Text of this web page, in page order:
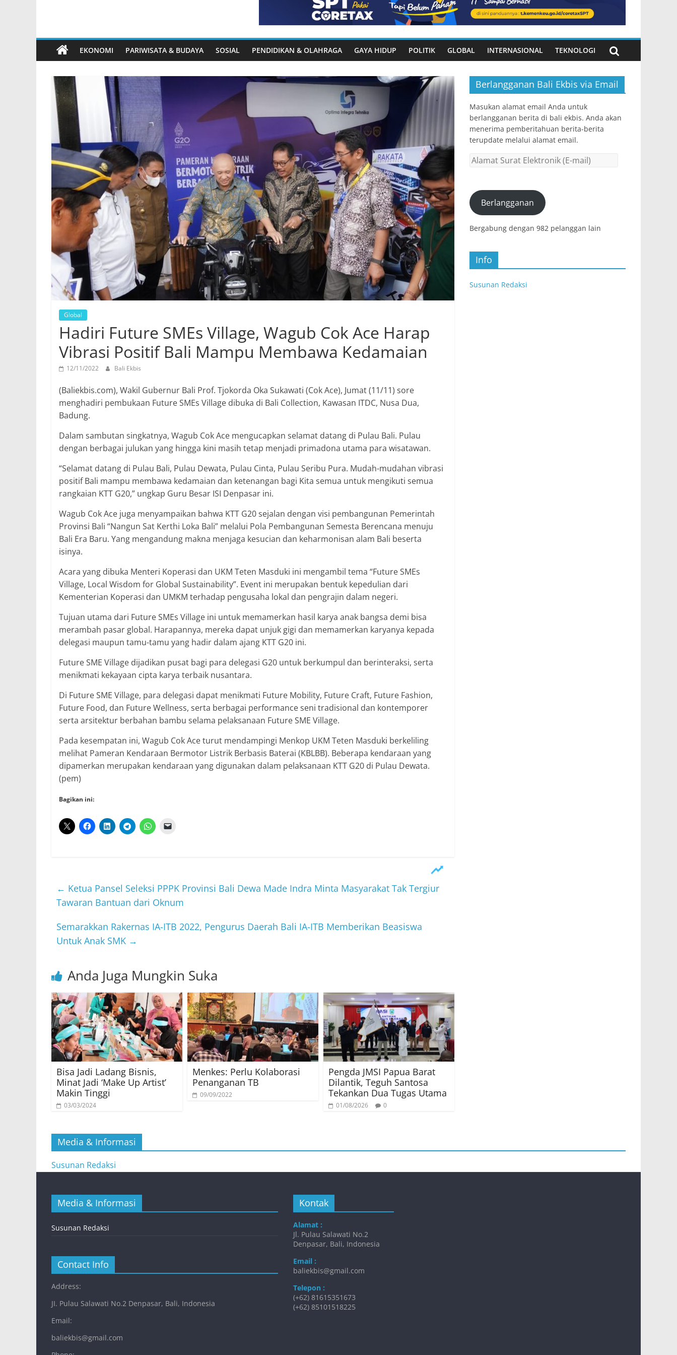
EKONOMI PARIWISATA & BUDAYA SOSIAL PENDIDIKAN & OLAHRAGA GAYA HIDUP POLITIK GLOBAL INTERNASIONAL TEKNOLOGI
Global
Hadiri Future SMEs Village, Wagub Cok Ace Harap
Vibrasi Positif Bali Mampu Membawa Kedamaian
12/11/2022 Bali Ekbis
(Baliekbis.com), Wakil Gubernur Bali Prof. Tjokorda Oka Sukawati (Cok Ace), Jumat (11/11) sore
menghadiri pembukaan Future SMEs Village dibuka di Bali Collection, Kawasan ITDC, Nusa Dua,
Badung.
Dalam sambutan singkatnya, Wagub Cok Ace mengucapkan selamat datang di Pulau Bali. Pulau
dengan berbagai julukan yang hingga kini masih tetap menjadi primadona utama para wisatawan.
“Selamat datang di Pulau Bali, Pulau Dewata, Pulau Cinta, Pulau Seribu Pura. Mudah-mudahan vibrasi
positif Bali mampu membawa kedamaian dan ketenangan bagi Kita semua untuk mengikuti semua
rangkaian KTT G20,” ungkap Guru Besar ISI Denpasar ini.
Wagub Cok Ace juga menyampaikan bahwa KTT G20 sejalan dengan visi pembangunan Pemerintah
Provinsi Bali “Nangun Sat Kerthi Loka Bali” melalui Pola Pembangunan Semesta Berencana menuju
Bali Era Baru. Yang mengandung makna menjaga kesucian dan keharmonisan alam Bali beserta
isinya.
Acara yang dibuka Menteri Koperasi dan UKM Teten Masduki ini mengambil tema “Future SMEs
Village, Local Wisdom for Global Sustainability”. Event ini merupakan bentuk kepedulian dari
Kementerian Koperasi dan UMKM terhadap pengusaha lokal dan pengrajin dalam negeri.
Tujuan utama dari Future SMEs Village ini untuk memamerkan hasil karya anak bangsa demi bisa
merambah pasar global. Harapannya, mereka dapat unjuk gigi dan memamerkan karyanya kepada
delegasi maupun tamu-tamu yang hadir dalam ajang KTT G20 ini.
Future SME Village dijadikan pusat bagi para delegasi G20 untuk berkumpul dan berinteraksi, serta
menikmati kekayaan cipta karya terbaik nusantara.
Di Future SME Village, para delegasi dapat menikmati Future Mobility, Future Craft, Future Fashion,
Future Food, dan Future Wellness, serta berbagai performance seni tradisional dan kontemporer
serta arsitektur berbahan bambu selama pelaksanaan Future SME Village.
Pada kesempatan ini, Wagub Cok Ace turut mendampingi Menkop UKM Teten Masduki berkeliling
melihat Pameran Kendaraan Bermotor Listrik Berbasis Baterai (KBLBB). Beberapa kendaraan yang
dipamerkan merupakan kendaraan yang digunakan dalam pelaksanaan KTT G20 di Pulau Dewata.
(pem)
Bagikan ini:
← Ketua Pansel Seleksi PPPK Provinsi Bali Dewa Made Indra Minta Masyarakat Tak Tergiur
Tawaran Bantuan dari Oknum
Semarakkan Rakernas IA-ITB 2022, Pengurus Daerah Bali IA-ITB Memberikan Beasiswa
Untuk Anak SMK →
Anda Juga Mungkin Suka
Bisa Jadi Ladang Bisnis,
Minat Jadi ‘Make Up Artist’
Makin Tinggi
03/03/2024
Menkes: Perlu Kolaborasi
Penanganan TB
09/09/2022
Pengda JMSI Papua Barat
Dilantik, Teguh Santosa
Tekankan Dua Tugas Utama
01/08/2026 0
Berlangganan Bali Ekbis via Email
Masukan alamat email Anda untuk
berlangganan berita di bali ekbis. Anda akan
menerima pemberitahuan berita-berita
terupdate melalui alamat email.
Alamat
(E-
mail)Berlangganan
Bergabung dengan 982 pelanggan lain
Info
Susunan Redaksi
Media & Informasi
Susunan Redaksi
Media & Informasi
Susunan Redaksi
Contact Info
Address:
JI. Pulau Salawati No.2 Denpasar, Bali, Indonesia
Email:
baliekbis@gmail.com
Kontak
Alamat :
Jl. Pulau Salawati No.2
Denpasar, Bali, Indonesia
Email :
baliekbis@gmail.com
Telepon :
(+62) 81615351673
(+62) 85101518225